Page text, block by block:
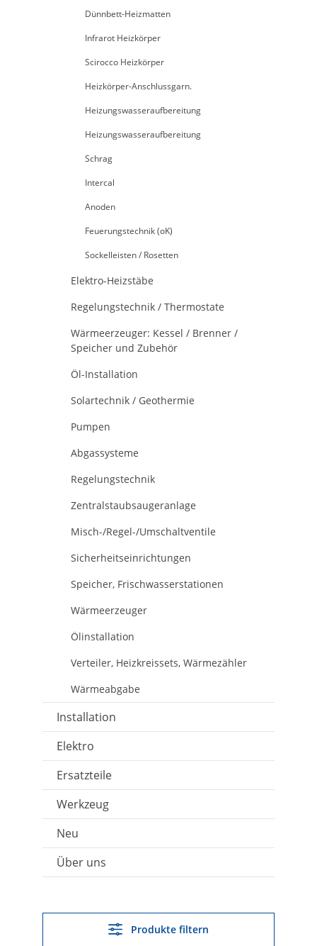
Dünnbett-Heizmatten
Infrarot Heizkörper
Scirocco Heizkörper
Heizkörper-Anschlussgarn.
Heizungswasseraufbereitung
Heizungswasseraufbereitung
Schrag
Intercal
Anoden
Feuerungstechnik (oK)
Sockelleisten / Rosetten
Elektro-Heizstäbe
Regelungstechnik / Thermostate
Wärmeerzeuger: Kessel / Brenner /
Speicher und Zubehör
Öl-Installation
Solartechnik / Geothermie
Pumpen
Abgassysteme
Regelungstechnik
Zentralstaubsaugeranlage
Misch-/Regel-/Umschaltventile
Sicherheitseinrichtungen
Speicher, Frischwasserstationen
Wärmeerzeuger
Ölinstallation
Verteiler, Heizkreissets, Wärmezähler
Wärmeabgabe
Installation
Elektro
Ersatzteile
Werkzeug
Neu
Über uns
Produkte filtern